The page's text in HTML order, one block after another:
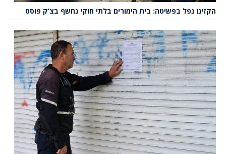
הקזינו נפל בפשיטה: בית הימורים בלתי חוקי נחשף בצ’ק פוסט